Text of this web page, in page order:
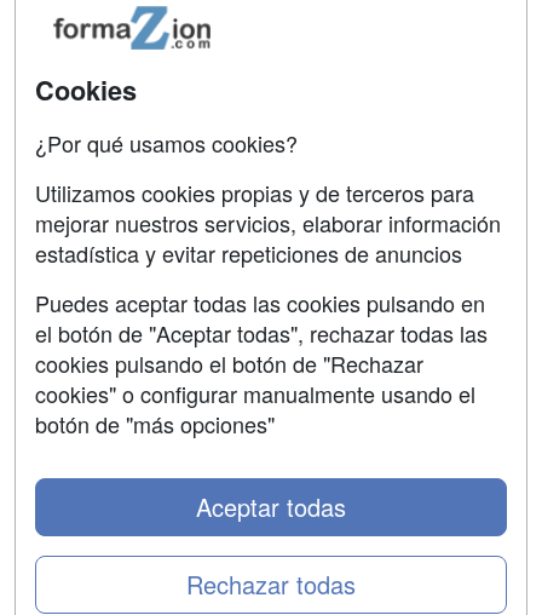
Contactar
Copyleft
Grupo formazion:
Cookies
¿Por qué usamos cookies?
Utilizamos cookies propias y de terceros para
mejorar nuestros servicios, elaborar información
estadística y evitar repeticiones de anuncios
Puedes aceptar todas las cookies pulsando en
el botón de "Aceptar todas", rechazar todas las
cookies pulsando el botón de "Rechazar
cookies" o configurar manualmente usando el
botón de "más opciones"
Rechazar todas
Aceptar todas